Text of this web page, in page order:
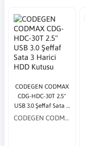
CODEGEN CODMAX
CDG-HDC-30T 2.5"
USB 3.0 Şeffaf Sata 3
Harici HDD KutusuCODEGEN CODMAX